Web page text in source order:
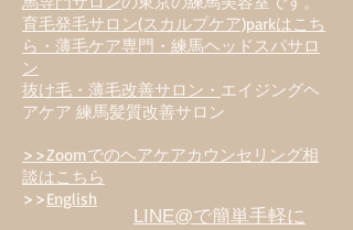
育毛発毛サロン(スカルプケア)parkはこち
ら・薄毛ケア専門・練馬ヘッドスパサロ
ン
抜け毛・薄毛改善サロン・ エイジングヘ
アケア 練馬髪質改善サロン
>>Zoomでのヘアケアカウンセリング相
談はこちら
>>English
LINE@で簡単手軽に